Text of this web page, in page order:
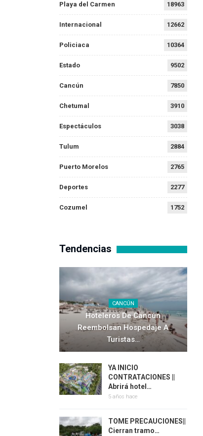
Playa del Carmen 18963
Internacional 12662
Policiaca 10364
Estado 9502
Cancún 7850
Chetumal 3910
Espectáculos 3038
Tulum 2884
Puerto Morelos 2765
Deportes 2277
Cozumel 1752
Tendencias
CANCÚN
Hoteleros De Cancún
Reembolsan Hospedaje A
Turistas…
YA INICIO
CONTRATACIONES ||
Abrirá hotel…
5 años hace
TOME PRECAUCIONES||
Cierran tramo…